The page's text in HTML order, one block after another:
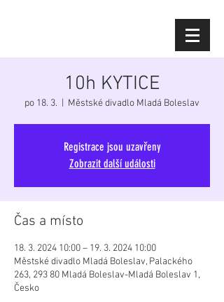
10h KYTICE
po 18. 3. Městské divadlo Mladá Boleslav
Registrace jsou uzavřeny
Zobrazit další události
Čas a místo
18. 3. 2024 10:00 – 19. 3. 2024 10:00
Městské divadlo Mladá Boleslav, Palackého
263, 293 80 Mladá Boleslav-Mladá Boleslav 1,
Česko